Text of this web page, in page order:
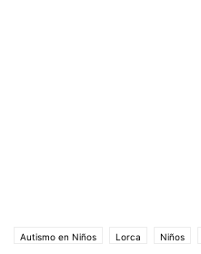
Autismo en Niños Lorca Niños